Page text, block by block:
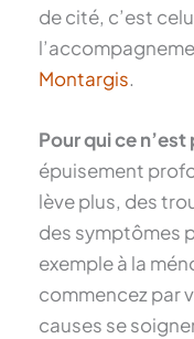
de cité, c’est
Montargis.
Pour qui ce n’est
épuisement
lève plus, des
des symptômes
exemple à la
commencez par
causes se